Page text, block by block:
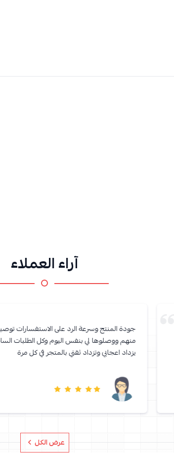
آراء العملاء
جودة المنتج وسرعة الرد على الاستفسارات
منهم ووصلوها لي بنفس اليوم وكل الطلبات
يزداد اعجابي وتزداد ثقتي بالمتجر في كل مرة
عرض الكل